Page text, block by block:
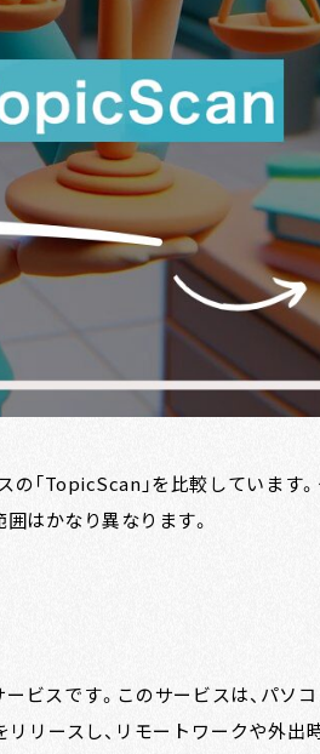
の「TopicScan」を比較しています
はかなり異なります。
ビスです。このサービスは、パソ
リースし、リモートワークや外出